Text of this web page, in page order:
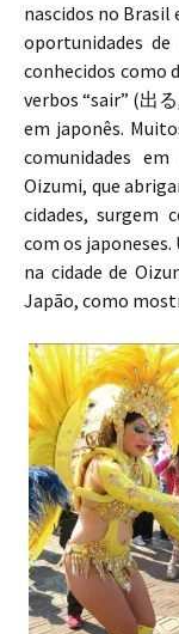
nascidos no
oportunidades
conhecidos como
verbos “sair” (出
em japonês.
comunidades
Oizumi, que
cidades, surgem
com os
na cidade de
Japão, como